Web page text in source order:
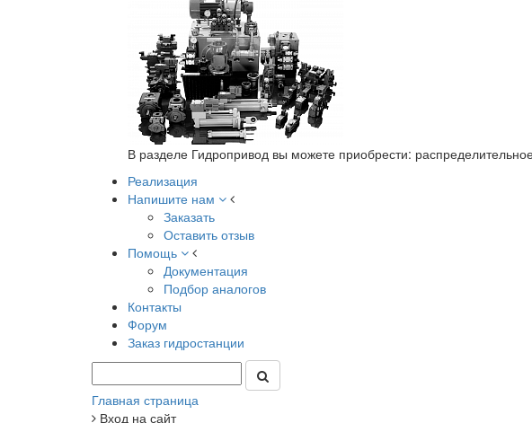
В разделе Гидропривод вы можете приобрести:
Реализация
Напишите нам
Заказать
Оставить отзыв
Помощь
Документация
Подбор аналогов
Контакты
Форум
Заказ гидростанции
Главная страница
Вход на сайт